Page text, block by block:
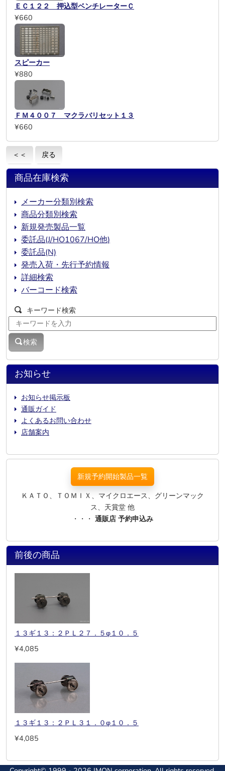
ＥＣ１２２ 押込型ベンチレーターＣ
¥660
スピーカー
¥880
ＦＭ４００７ マクラバリセット１３
¥660
＜＜ 戻る
お知らせ
お知らせ掲示板
通販ガイド
よくあるお問い合わせ
店舗案内
商品在庫検索
メーカー分類別検索
商品分類別検索
新規発売製品一覧
委託品(J/HO1067/HO他)
委託品(N)
発売入荷・先行予約情報
詳細検索
バーコード検索
キーワード検索
検索
新規予約開始製品一覧
ＫＡＴＯ、ＴＯＭＩＸ、マイクロエース、グリーンマック
ス、天賞堂 他
・・・ 通販店 予約申込み
前後の商品
１３ギ１３：２ＰＬ２７．５φ１０．５
¥4,085
１３ギ１３：２ＰＬ３１．０φ１０．５
¥4,085